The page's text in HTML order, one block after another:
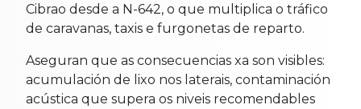
Cibrao desde a N-642, o que multiplica o tráfico
de caravanas, taxis e furgonetas de reparto.
Aseguran que as consecuencias xa son visibles:
acumulación de lixo nos laterais, contaminación
acústica que supera os niveis recomendables